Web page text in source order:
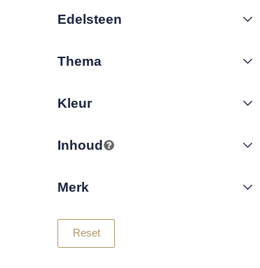
Edelsteen
Thema
Kleur
Inhoud
Merk
Reset